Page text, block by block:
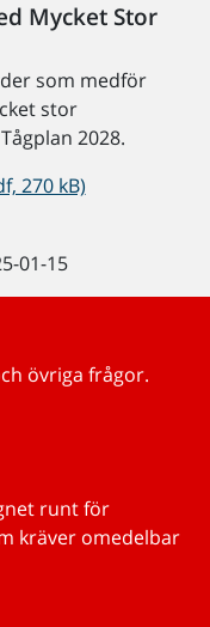
Mycket Stor
som medför
stor
2028.
270 kB)
01-15
övriga frågor.
runt för
kräver omedelbar